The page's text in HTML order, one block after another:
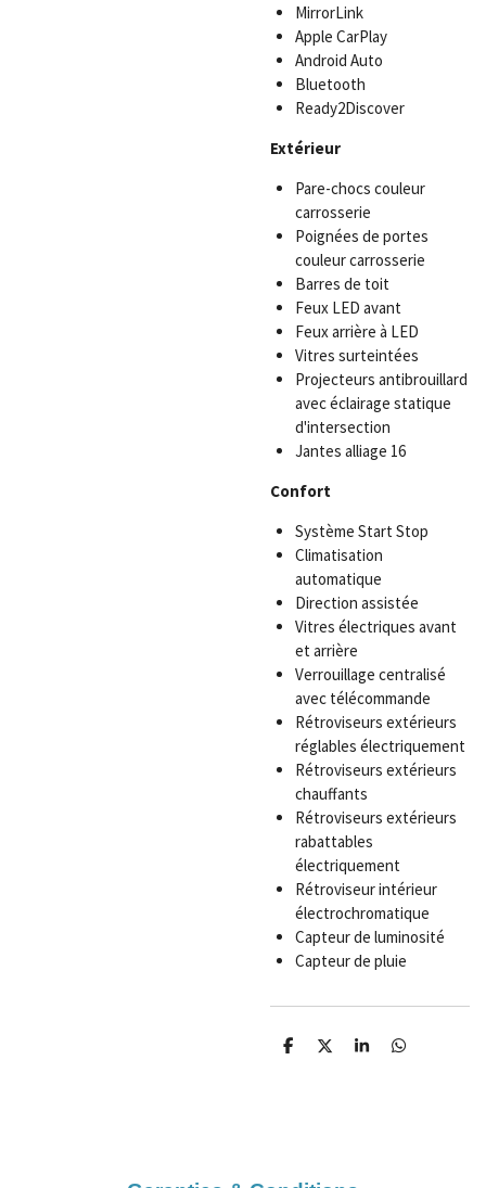
MirrorLink
Apple CarPlay
Android Auto
Bluetooth
Ready2Discover
Extérieur
Pare-chocs couleur
carrosserie
Poignées de portes
couleur carrosserie
Barres de toit
Feux LED avant
Feux arrière à LED
Vitres surteintées
Projecteurs antibrouillard
avec éclairage statique
d'intersection
Jantes alliage 16
Confort
Système Start Stop
Climatisation
automatique
Direction assistée
Vitres électriques avant
et arrière
Verrouillage centralisé
avec télécommande
Rétroviseurs extérieurs
réglables électriquement
Rétroviseurs extérieurs
chauffants
Rétroviseurs extérieurs
rabattables
électriquement
Rétroviseur intérieur
électrochromatique
Capteur de luminosité
Capteur de pluie
P
P
P
P